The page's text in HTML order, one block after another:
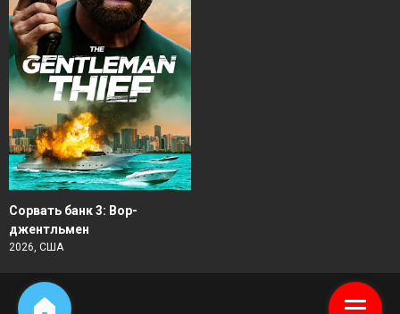
Сорвать банк 3: Вор-
джентльмен
2026, США